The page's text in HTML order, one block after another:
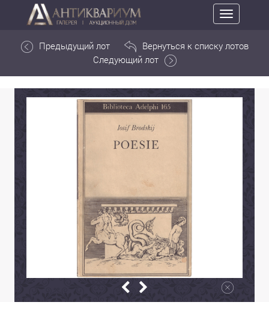
Toggle
navigation
Предыдущий лот
Вернуться к списку лотов
Следующий лот